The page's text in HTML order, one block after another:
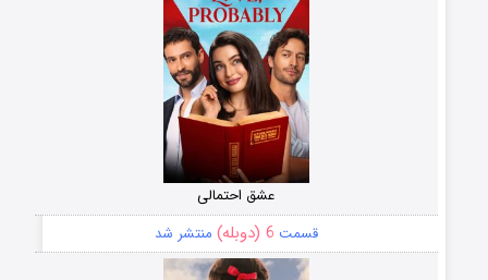
عشق احتمالی
قسمت 6 (دوبله) منتشر شد